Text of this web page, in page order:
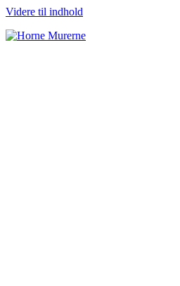
Videre til indhold